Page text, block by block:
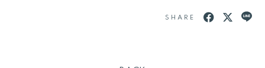
SHARE